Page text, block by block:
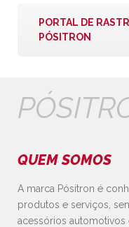
PORTAL DE
PÓSITRON
QUEM SOMOS
A marca Pósitron é
produtos e serviços,
acessórios